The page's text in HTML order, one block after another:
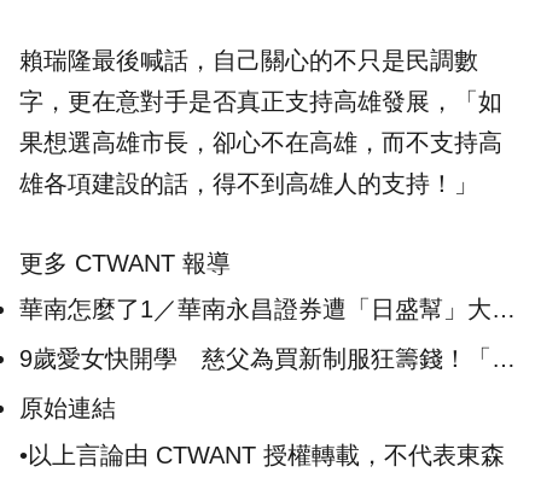
賴瑞隆最後喊話，自己關心的不只是民調數
字，更在意對手是否真正支持高雄發展，「如
果想選高雄市長，卻心不在高雄，而不支持高
雄各項建設的話，得不到高雄人的支持！」
更多 CTWANT 報導
華南怎麼了1／華南永昌證券遭「日盛幫」大清
洗200人調離職 前員工難忍怒爆
9歲愛女快開學 慈父為買新制服狂籌錢！「冒
雨除草」遭雷劈慘死
原始連結
•以上言論由 CTWANT 授權轉載，不代表東森